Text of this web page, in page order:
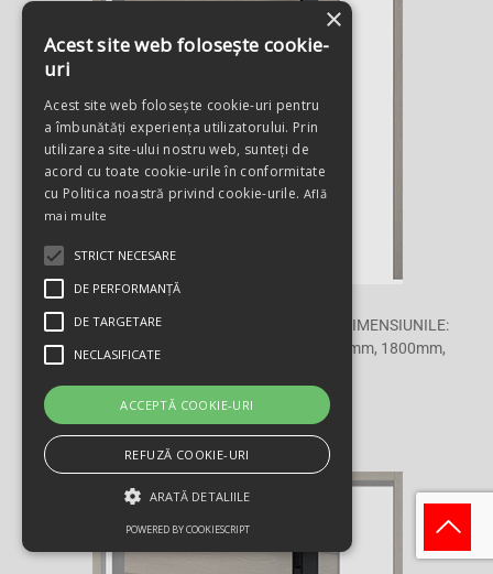
MODELUL 1137 ESTE DISPONIBIL PENTRU DIMENSIUNILE:
800mm, 1000mm, 1200mm/1400mm, 1600mm, 1800mm,
POLIS
×
Acest site web folosește cookie-
uri
Acest site web folosește cookie-uri pentru
a îmbunătăți experiența utilizatorului. Prin
utilizarea site-ului nostru web, sunteți de
acord cu toate cookie-urile în conformitate
cu Politica noastră privind cookie-urile. Află
mai multe
STRICT NECESARE
DE PERFORMANȚĂ
DE TARGETARE
NECLASIFICATE
ACCEPTĂ COOKIE-URI
REFUZĂ COOKIE-URI
ARATĂ DETALIILE
POWERED BY COOKIESCRIPT